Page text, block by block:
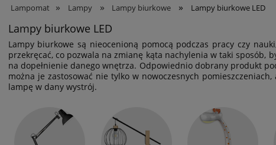
Lampomat » Lampy » Lampy biurkowe » Lampy biurkowe LED
Lampy biurkowe LED
Lampy biurkowe są nieocenioną pomocą podczas pracy czy
przekręcać, co pozwala na zmianę kąta nachylenia w taki
na dopełnienie danego wnętrza. Odpowiednio dobrany produkt
można je zastosować nie tylko w nowoczesnych
lampę w dany wystrój.